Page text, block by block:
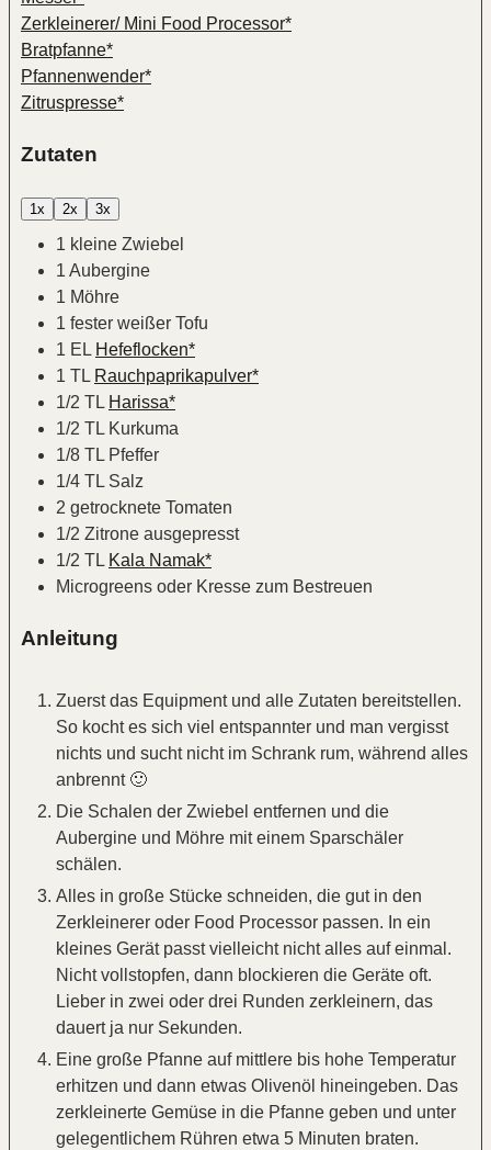
Zerkleinerer/ Mini Food Processor*
Bratpfanne*
Pfannenwender*
Zitruspresse*
Zutaten
1x 2x 3x
1 kleine Zwiebel
1 Aubergine
1 Möhre
1 fester weißer Tofu
1 EL Hefeflocken*
1 TL Rauchpaprikapulver*
1/2 TL Harissa*
1/2 TL Kurkuma
1/8 TL Pfeffer
1/4 TL Salz
2 getrocknete Tomaten
1/2 Zitrone ausgepresst
1/2 TL Kala Namak*
Microgreens oder Kresse zum Bestreuen
Anleitung
Zuerst das Equipment und alle Zutaten bereitstellen.
So kocht es sich viel entspannter und man vergisst
nichts und sucht nicht im Schrank rum, während alles
anbrennt 🙂
Die Schalen der Zwiebel entfernen und die
Aubergine und Möhre mit einem Sparschäler
schälen.
Alles in große Stücke schneiden, die gut in den
Zerkleinerer oder Food Processor passen. In ein
kleines Gerät passt vielleicht nicht alles auf einmal.
Nicht vollstopfen, dann blockieren die Geräte oft.
Lieber in zwei oder drei Runden zerkleinern, das
dauert ja nur Sekunden.
Eine große Pfanne auf mittlere bis hohe Temperatur
erhitzen und dann etwas Olivenöl hineingeben. Das
zerkleinerte Gemüse in die Pfanne geben und unter
gelegentlichem Rühren etwa 5 Minuten braten.